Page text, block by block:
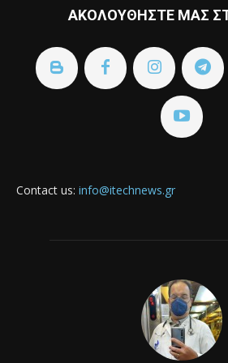
ΑΚΟΛΟΥΘΗΣΤΕ ΜΑΣ
Contact us: info@itechnews.gr